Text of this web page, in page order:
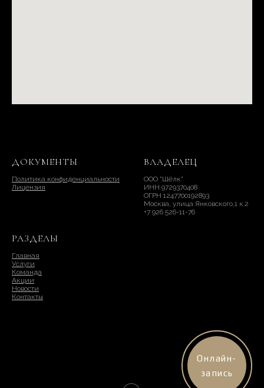
ДОКУМЕНТЫ
Политика конфиденциальности
Лицензия
ВЛАДЕЛЕЦ
ООО "Шёлк"
ИНН 9729370408
ОГРН 1247700192893
Москва, улица Янковского,1 к.2
+7 926 526-11-76
РАЗДЕЛЫ
Главная
Услуги
Команда
Акции
Новости
Контакты
Онлайн-
запись